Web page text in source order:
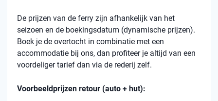
De prijzen van de ferry zijn afhankelijk van het
seizoen en de boekingsdatum (dynamische prijzen).
Boek je de overtocht in combinatie met een
accommodatie bij ons, dan profiteer je altijd van een
voordeliger tarief dan via de rederij zelf.
Voorbeeldprijzen retour (auto + hut):